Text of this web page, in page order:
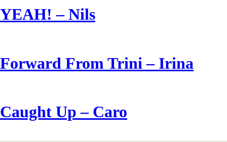
YEAH! – Nils
Forward From Trini – Irina
Caught Up – Caro